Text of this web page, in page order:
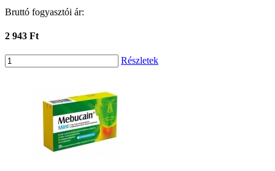
Bruttó fogyasztói ár:
2 943 Ft
Részletek